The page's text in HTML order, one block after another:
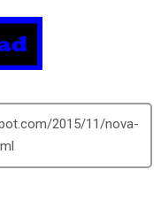
2015/11/nova-